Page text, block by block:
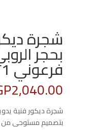
شجرة
بحجر
فرعوني 1
2,040.00
شجرة ديكور فنية
بتصميم مستوحى من